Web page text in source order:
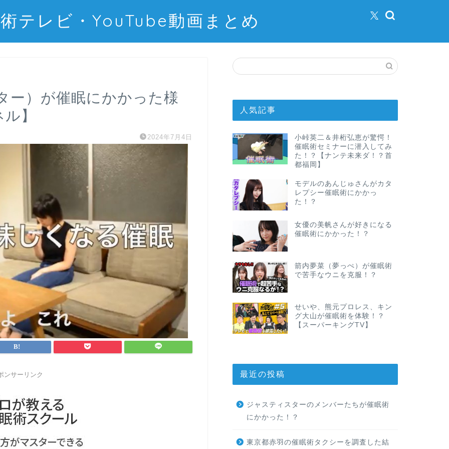
テレビ・YouTube動画まとめ
ー）が催眠にかかった様
】
2024年7月4日
ンサーリンク
人気記事
小峠英二＆井桁弘恵が驚愕！
催眠術セミナーに潜入してみ
た！？【ナンテ未来ダ！？首
都福岡】
モデルのあんじゅさんがカタ
レプシー催眠術にかかっ
た！？
女優の美帆さんが好きになる
催眠術にかかった！？
箭内夢菜（夢っぺ）が催眠術
で苦手なウニを克服！？
せいや、熊元プロレス、キン
グ大山が催眠術を体験！？
【スーパーキングTV】
最近の投稿
ジャスティスターのメンバーたちが催眠術
にかかった！？
東京都赤羽の催眠術タクシーを調査した結